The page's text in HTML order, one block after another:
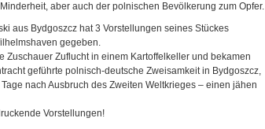
aber auch der polnischen Bevölkerung zum Opfer.
aus Bydgoszcz hat 3 Vorstellungen seines Stückes
gegeben.
Zuschauer Zuflucht in einem Kartoffelkeller und bekamen
geführte polnisch-deutsche Zweisamkeit in Bydgoszcz,
nach Ausbruch des Zweiten Weltkrieges – einen jähen
Vorstellungen!